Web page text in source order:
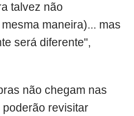
talvez não
maneira)... mas
será diferente",
não chegam nas
poderão revisitar